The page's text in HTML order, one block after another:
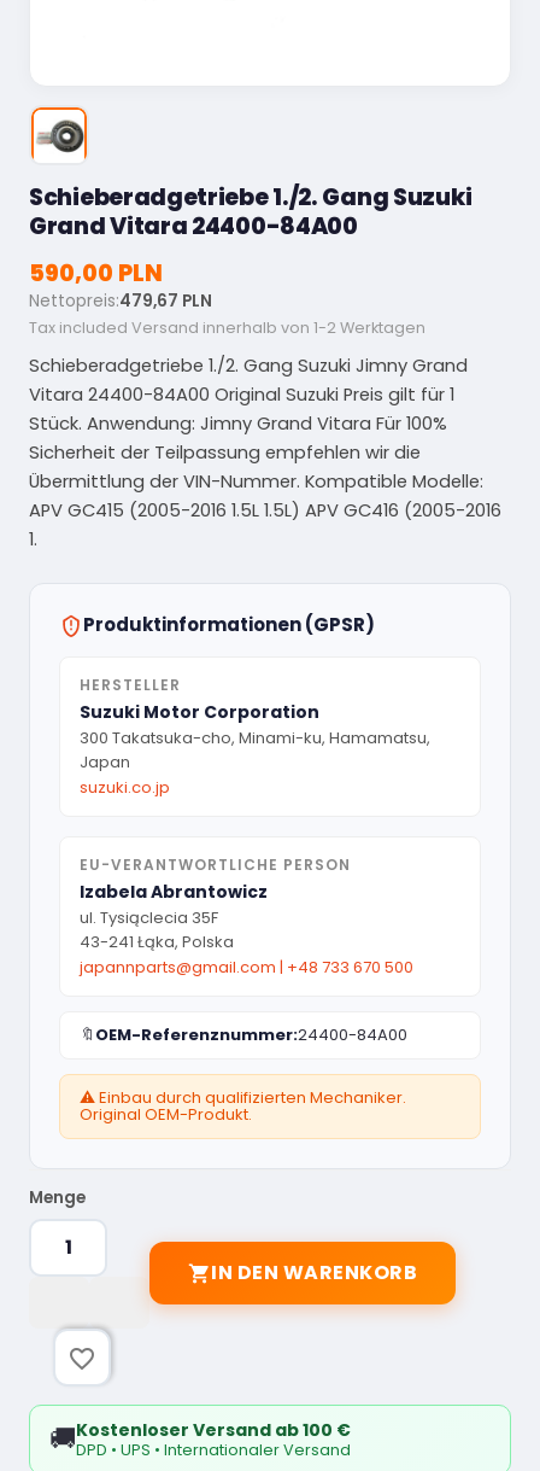
Schieberadgetriebe 1./2. Gang Suzuki
Grand Vitara 24400-84A00
590,00 PLN
Nettopreis:479,67 PLN
Tax included Versand innerhalb von 1-2 Werktagen
Schieberadgetriebe 1./2. Gang Suzuki Jimny Grand
Vitara 24400-84A00 Original Suzuki Preis gilt für 1
Stück. Anwendung: Jimny Grand Vitara Für 100%
Sicherheit der Teilpassung empfehlen wir die
Übermittlung der VIN-Nummer. Kompatible Modelle:
APV GC415 (2005-2016 1.5L 1.5L) APV GC416 (2005-2016
1.
Produktinformationen (GPSR)
HERSTELLER
Suzuki Motor Corporation
300 Takatsuka-cho, Minami-ku, Hamamatsu,
Japan
suzuki.co.jp
EU-VERANTWORTLICHE PERSON
Izabela Abrantowicz
ul. Tysiąclecia 35F
43-241 Łąka, Polska
japannparts@gmail.com | +48 733 670 500
🔖 OEM-Referenznummer:24400-84A00
⚠️ Einbau durch qualifizierten Mechaniker.
Original OEM-Produkt.
Menge
IN DEN WARENKORB
favorite_border
🚚Kostenloser Versand ab 100 €
DPD • UPS • Internationaler Versand